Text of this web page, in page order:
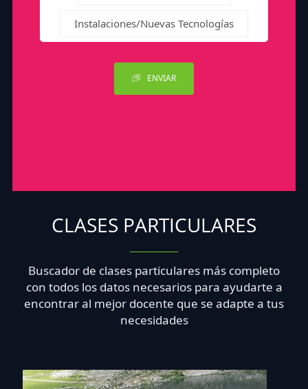
Instalaciones/Nuevas Tecnologías
ENVIAR
CLASES PARTICULARES
Buscador de clases particulares más completo
con todos los datos necesarios para ayudarte a
encontrar al mejor docente que se adapte a tus
necesidades